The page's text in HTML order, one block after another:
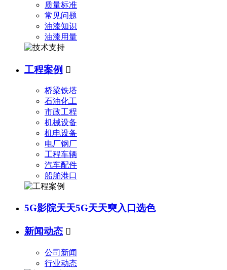
质量标准
常见问题
油漆知识
油漆用量
工程案例 
桥梁铁塔
石油化工
市政工程
机械设备
机电设备
电厂钢厂
工程车辆
汽车配件
船舶港口
5G影院天天5G天天奭入口选色
新闻动态 
公司新闻
行业动态